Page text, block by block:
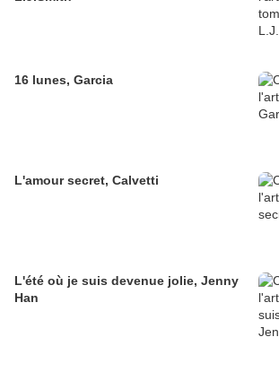
16 lunes, Garcia
L'amour secret, Calvetti
L'été où je suis devenue jolie, Jenny
Han